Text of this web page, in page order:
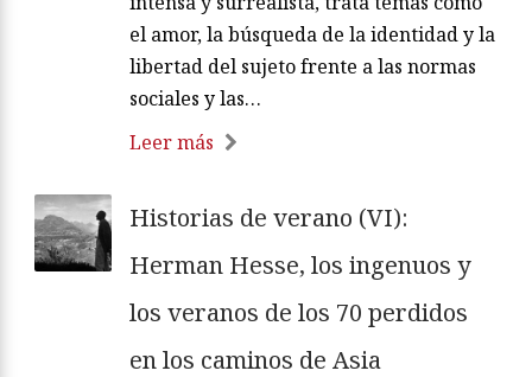
el amor, la búsqueda de la identidad y la
libertad del sujeto frente a las normas
sociales y las…
Leer más
Historias de verano (VI):
Herman Hesse, los ingenuos y
los veranos de los 70 perdidos
en los caminos de Asia